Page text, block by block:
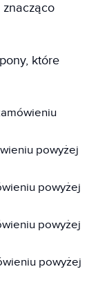
które
powyżej
powyżej
powyżej
powyżej